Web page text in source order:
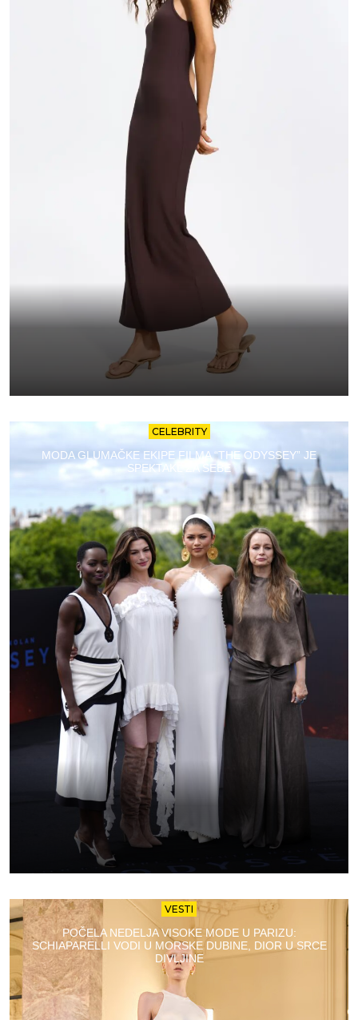
CELEBRITY
MODA GLUMAČKE EKIPE FILMA “THE ODYSSEY” JE
SPEKTAKL ZA SEBE
VESTI
POČELA NEDELJA VISOKE MODE U PARIZU:
SCHIAPARELLI VODI U MORSKE DUBINE, DIOR U SRCE
DIVLJINE